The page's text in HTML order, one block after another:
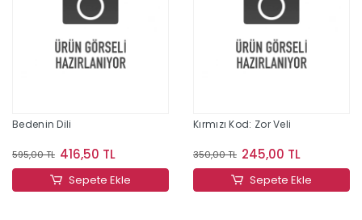
Bedenin Dili
595,00 TL 416,50 TL
Sepete Ekle
Kırmızı Kod: Zor Veli
350,00 TL 245,00 TL
Sepete Ekle